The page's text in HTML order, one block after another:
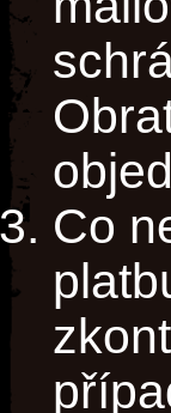
Co